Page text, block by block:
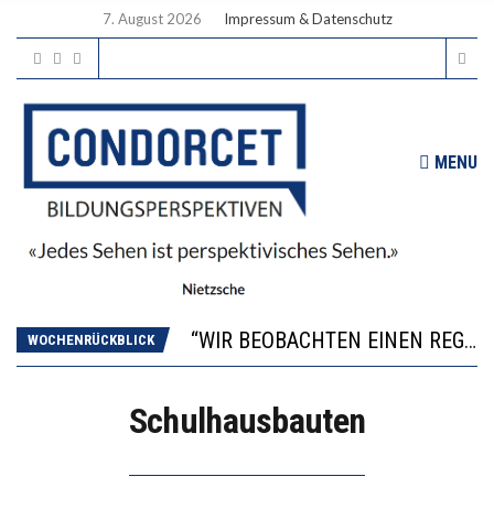
7. August 2026 Impressum & Datenschutz
MENU
WOCHENRÜCKBLICK
“WIR BEOBACHTEN EINEN REGELRECHTEN STURZFLUG BEI DEN LERNLEISTUNGEN”
DIE VERSTÄRKTE HARMONISIERUNG IM SCHULWESEN VERRINGERT DAS INNOVATIONSPOTENZIAL
Schulhausbauten